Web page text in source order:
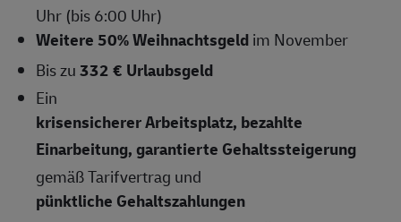
Uhr (bis 6:00 Uhr)
Weitere 50% Weihnachtsgeldim November
Bis zu332 € Urlaubsgeld
Ein
krisensicherer Arbeitsplatz, bezahlte
Einarbeitung, garantierte Gehaltssteigerung
gemäß Tarifvertrag und
pünktliche Gehaltszahlungen